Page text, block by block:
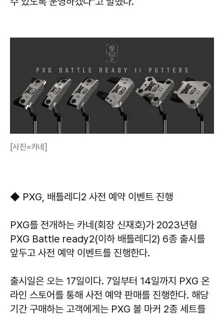
[사진=카네]
◆ PXG, 배틀레디2 사전 예약 이벤트 진행
PXG를 전개하는 카네(회장 신재호)가 2023년형
PXG Battle ready2(이하 배틀레디2) 6종 출시를
앞두고 사전 예약 이벤트를 진행한다.
출시일은 오는 17일이다. 7일부터 14일까지 PXG 온
라인 스토어를 통해 사전 예약 판매를 진행한다. 해당
기간 구매하는 고객에게는 PXG 볼 마커 2종 세트를